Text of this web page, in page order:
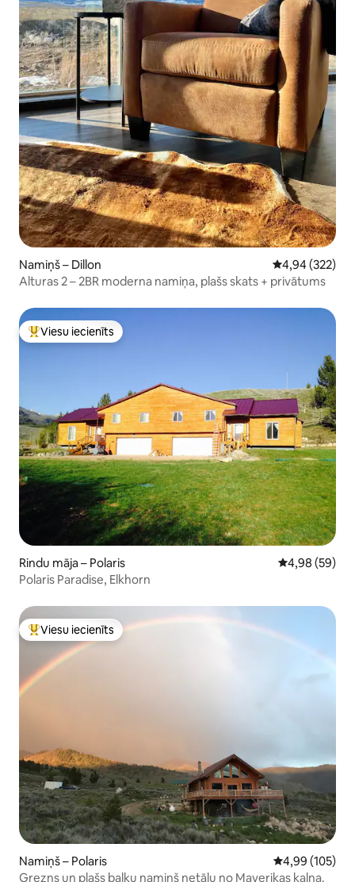
Namiņš – Dillon Vidējais
4,94 (322)
Alturas 2 – 2BR moderna namiņa, plašs skats + privātums
Populārs viesu iecienīts mājoklis
Viesu iecienīts
Rindu māja – Polaris Vidējais
4,98 (59)
Polaris Paradise, Elkhorn
Populārs viesu iecienīts mājoklis
Viesu iecienīts
Namiņš – Polaris Vidējais
4,99 (105)
Grezns un plašs baļķu namiņš netālu no Maverikas kalna.